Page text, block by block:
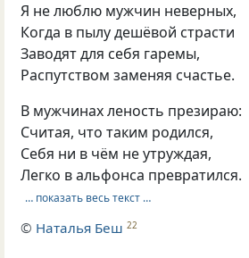
Я не люблю мужчин неверных,
Когда в пылу дешёвой страсти
Заводят для себя гаремы,
Распутством заменяя счастье.
В мужчинах леность презираю:
Считая, что таким родился,
Себя ни в чём не утруждая,
Легко в альфонса превратился.
… показать весь текст …
© Наталья Беш 22